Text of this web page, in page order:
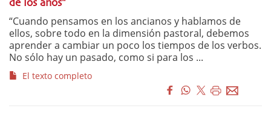
de los años”
“Cuando pensamos en los ancianos y hablamos de
ellos, sobre todo en la dimensión pastoral, debemos
aprender a cambiar un poco los tiempos de los verbos.
No sólo hay un pasado, como si para los ...
El texto completo